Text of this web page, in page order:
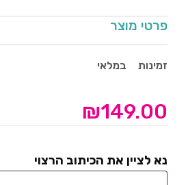
פרטי מוצר
זמינות במלאי
₪149.00
נא לציין את הכיתוב הרצוי